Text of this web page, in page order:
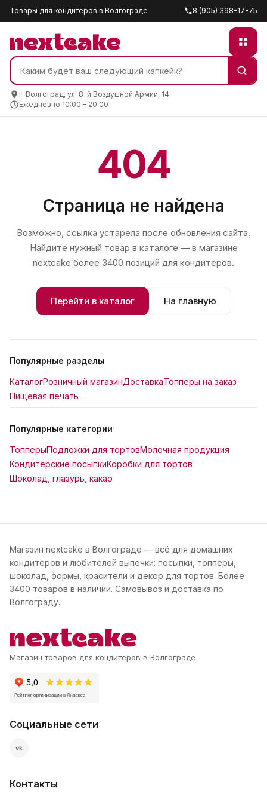
Товары для кондитеров в Волгограде 8 (905) 398-17-75
г. Волгоград, ул. 8-й Воздушной Армии, 14
Ежедневно 10:00 – 20:00
404
Страница не найдена
Возможно, ссылка устарела после обновления сайта.
Найдите нужный товар в каталоге — в магазине
nextcake более 3400 позиций для кондитеров.
Перейти в каталог На главную
Популярные разделы
КаталогРозничный магазинДоставкаТопперы на заказ
Пищевая печать
Популярные категории
ТопперыПодложки для тортовМолочная продукция
Кондитерские посыпкиКоробки для тортов
Шоколад, глазурь, какао
Магазин nextcake в Волгограде — всё для домашних
кондитеров и любителей выпечки: посыпки, топперы,
шоколад, формы, красители и декор для тортов. Более
3400 товаров в наличии. Самовывоз и доставка по
Волгограду.
Магазин товаров для кондитеров в Волгограде
Социальные сети
vk
Контакты